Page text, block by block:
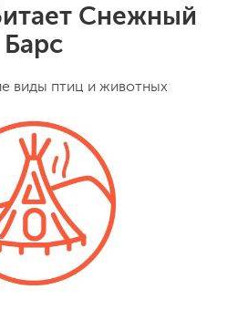
Снежный
Барс
виды птиц и животных